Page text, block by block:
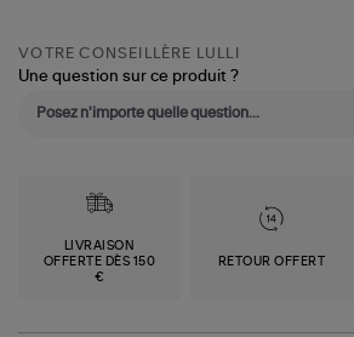
VOTRE CONSEILLÈRE LULLI
Une question sur ce produit ?
LIVRAISON
OFFERTE DÈS 150
€
RETOUR OFFERT